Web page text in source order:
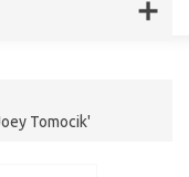
Tomocik'